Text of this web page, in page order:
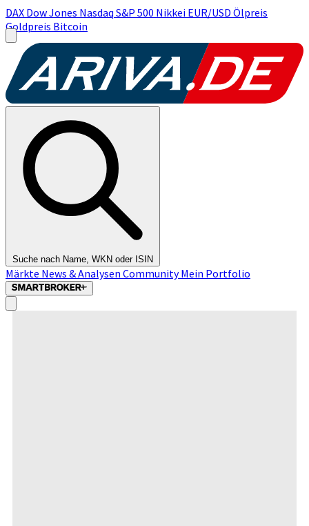
DAX Dow Jones Nasdaq S&P 500 Nikkei EUR/USD Ölpreis
Goldpreis Bitcoin
Suche nach Name, WKN oder ISIN
Märkte News & Analysen CommunityMein Portfolio